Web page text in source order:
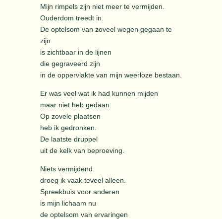
Mijn rimpels zijn niet meer te vermijden.
Ouderdom treedt in.
De optelsom van zoveel wegen gegaan te
zijn
is zichtbaar in de lijnen
die gegraveerd zijn
in de oppervlakte van mijn weerloze bestaan.
Er was veel wat ik had kunnen mijden
maar niet heb gedaan.
Op zovele plaatsen
heb ik gedronken.
De laatste druppel
uit de kelk van beproeving.
Niets vermijdend
droeg ik vaak teveel alleen.
Spreekbuis voor anderen
is mijn lichaam nu
de optelsom van ervaringen